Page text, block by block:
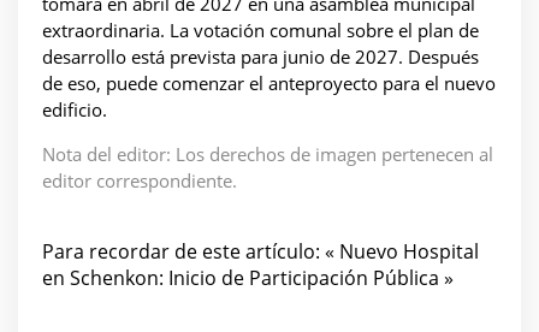
extraordinaria. La votación comunal sobre el plan de
desarrollo está prevista para junio de 2027. Después
de eso, puede comenzar el anteproyecto para el nuevo
edificio.
Nota del editor: Los derechos de imagen pertenecen al
editor correspondiente.
Para recordar de este artículo: « Nuevo Hospital
en Schenkon: Inicio de Participación Pública »